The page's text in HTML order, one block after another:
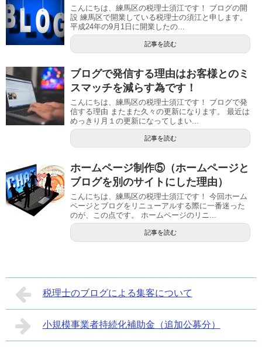
こんにちは、練馬区の税理士須江です！ ブログの開
設 練馬区で開業している税理士の須江と申します。
平成24年の9月1日に開業したの...
記事を読む
ブログで発信する理由はお客様とのミ
スマッチを減らす為です！
こんにちは、練馬区の税理士須江です！ ブログで発
信する理由 またまた久々の更新になります。 最近は
めっきり月１の更新になってしまい...
記事を読む
ホームページ制作⑤（ホームページと
ブログを別のサイトにした理由）
こんにちは、練馬区の税理士須江です！ 今回ホーム
ページとブログをリニューアルする際に一番迷った
のが、この点です。 ホームページのリニ...
記事を読む
税理士のブログによる集客について
小規模事業者持続化補助金（追加公募分）